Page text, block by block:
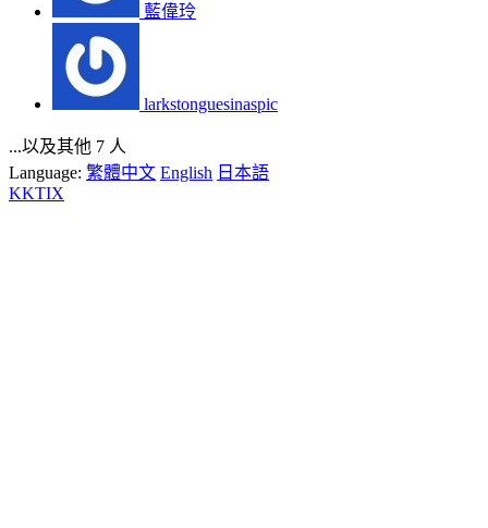
藍偉玲
larkstonguesinaspic
...以及其他 7 人
Language: 繁體中文 English 日本語
KKTIX